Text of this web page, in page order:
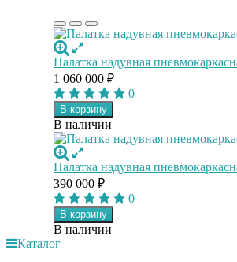
Палатка надувная
1 060 000 ₽
0
В корзину
В наличии
Палатка надувная
390 000 ₽
0
В корзину
В наличии
Каталог